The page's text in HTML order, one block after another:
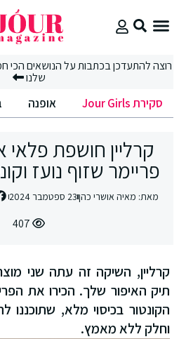
רוצה להתעדכן בכתבות על הנושאים הכי
שלנו
סקירת Jour Girls אופנה
קרליין חושפת פלאי
פריימר שזוף נועז
מאת: מאיה אושרי כהן23 ספטמבר 2024
קרליין, השיקה זה עתה שני
תיק האיפור שלך. הכירו את
הקונטור בכיסוי מלא, שתוכננו
וחלק ללא מאמץ.